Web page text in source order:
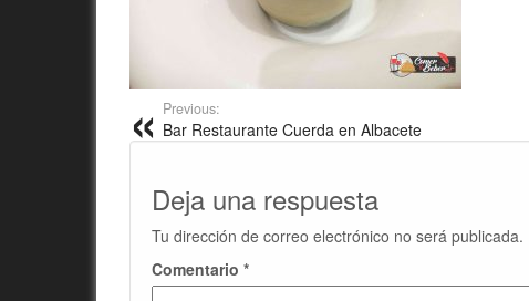
Previous:
Bar Restaurante Cuerda en Albacete
Deja una respuesta
Tu dirección de correo electrónico no será publicada.
Comentario *